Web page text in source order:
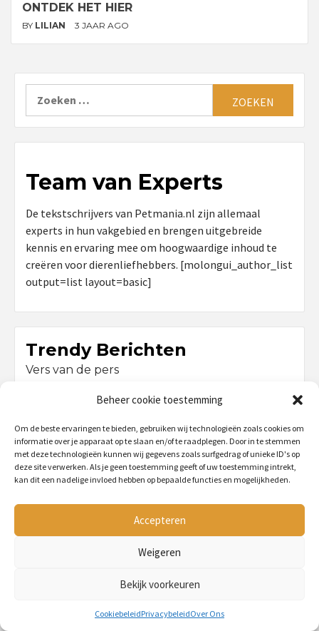
Beheer cookie toestemming
Om de beste ervaringen te bieden, gebruiken wij technologieën zoals cookies om
informatie over je apparaat op te slaan en/of te raadplegen. Door in te stemmen
met deze technologieën kunnen wij gegevens zoals surfgedrag of unieke ID's op
deze site verwerken. Als je geen toestemming geeft of uw toestemming intrekt,
kan dit een nadelige invloed hebben op bepaalde functies en mogelijkheden.
Accepteren
Weigeren
Bekijk voorkeuren
CookiebeleidPrivacybeleidOver Ons
ONTDEK HET HIER
BY LILIAN 3 JAAR AGO
Team van Experts
De tekstschrijvers van Petmania.nl zijn allemaal
experts in hun vakgebied en brengen uitgebreide
kennis en ervaring mee om hoogwaardige inhoud te
creëren voor dierenliefhebbers. [molongui_author_list
output=list layout=basic]
Trendy Berichten
Vers van de pers
ALLES OVER DE VIRAL HYRAX (KLIPDAS)
2 JAAR AGO